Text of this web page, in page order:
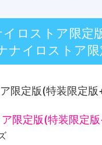
イロストア限定
ナイロストア
限定版(特装限定
限定版(特装限定